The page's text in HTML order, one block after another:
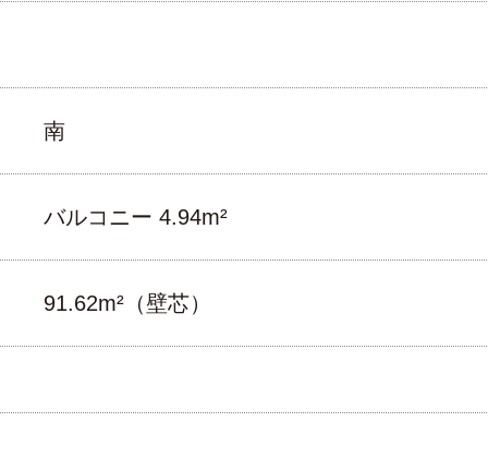
南
バルコニー 4.94m²
91.62m²（壁芯）